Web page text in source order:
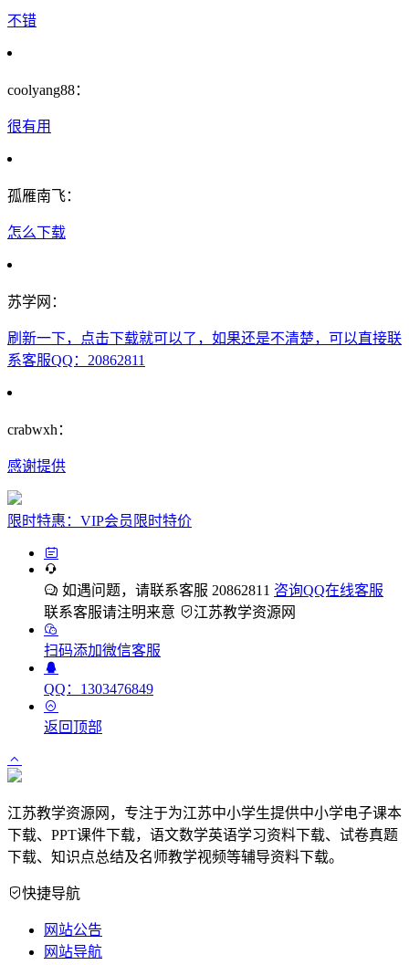
不错
coolyang88：
很有用
孤雁南飞：
怎么下载
苏学网：
刷新一下，点击下载就可以了，如果还是不清楚，可以直接联
系客服QQ：20862811
crabwxh：
感谢提供
限时特惠：VIP会员限时特价
如遇问题，请联系客服 20862811 咨询QQ在线客服
联系客服请注明来意
江苏教学资源网
扫码添加微信客服
QQ：1303476849
返回顶部
江苏教学资源网，专注于为江苏中小学生提供中小学电子课本
下载、PPT课件下载，语文数学英语学习资料下载、试卷真题
下载、知识点总结及名师教学视频等辅导资料下载。
快捷导航
网站公告
网站导航